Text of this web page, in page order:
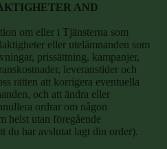
AND
om eller i Tjänsterna som
eller utelämnanden som
prissättning, kampanjer,
leveranstider och
rätten att korrigera eventuella
och att ändra eller
ordrar om någon
helst utan föregående
du har avslutat lagt din order).